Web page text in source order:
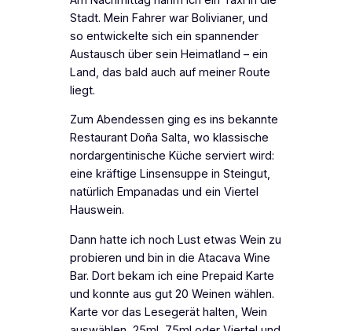
Stadt. Mein Fahrer war Bolivianer, und
so entwickelte sich ein spannender
Austausch über sein Heimatland – ein
Land, das bald auch auf meiner Route
liegt.
Zum Abendessen ging es ins bekannte
Restaurant Doña Salta, wo klassische
nordargentinische Küche serviert wird:
eine kräftige Linsensuppe in Steingut,
natürlich Empanadas und ein Viertel
Hauswein.
Dann hatte ich noch Lust etwas Wein zu
probieren und bin in die Atacava Wine
Bar. Dort bekam ich eine Prepaid Karte
und konnte aus gut 20 Weinen wählen.
Karte vor das Lesegerät halten, Wein